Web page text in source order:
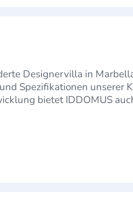
Designervilla in
Spezifikationen unserer
bietet IDDOMUS